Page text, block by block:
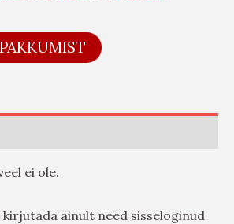
ei ole.
ainult need sisseloginud